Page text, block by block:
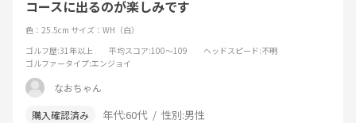
コースに出るのが楽しみです
色：25.5cm サイズ：WH（白）
ゴルフ歴:31年以上 平均スコア:100～109 ヘッドスピード:不明
ゴルファータイプ:エンジョイ
なおちゃん
年代:60代 性別:男性